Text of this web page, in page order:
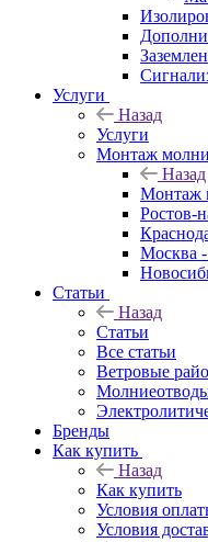
Услуги
Назад
Услуги
Монтаж
Назад
Монтаж
Ростов-
Москва
Статьи
Назад
Статьи
Все статьи
Ветровые
Бренды
Как купить
Назад
Как купить
Условия
Условия